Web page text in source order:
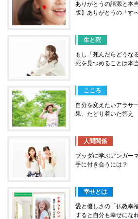
ありがとうの語源と本
版】ありがとうの「すべ
生と死
もし「死んだらどうな
死を見つめることは本
こころ
自分を変えたいアラサ
果、たどり着いた答え
人間関係
ブッダに学ぶアンガ
手に付き合うには？
幸せとは
愛と優しさの「仏教幸
すると自分も幸せにな